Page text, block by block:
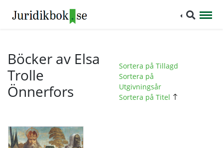
Böcker av Elsa
Trolle
Önnerfors
Sortera på Tillagd
Sortera på
Utgivningsår
Sortera på Titel